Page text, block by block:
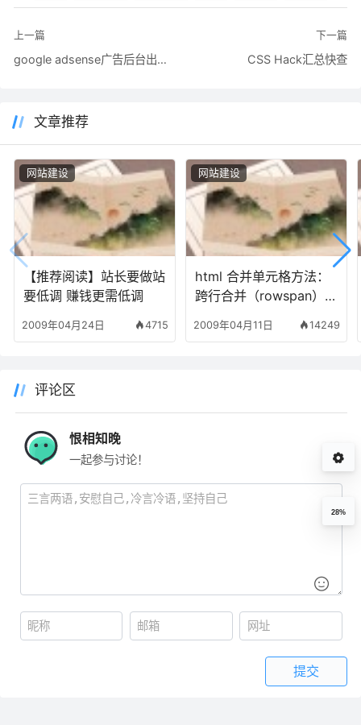
上一篇
google adsense广告后台出现无可用数据现象的原因
下一篇
CSS Hack汇总快查
文章推荐
【推荐阅读】站长要做站
要低调 赚钱更需低调
2009年04月24日 4715
网站建设
html 合并单元格方法：
跨行合并（rowspan）
2009年04月11日 14249
网站建设
评论区
恨相知晚
一起参与讨论！
提交
28%